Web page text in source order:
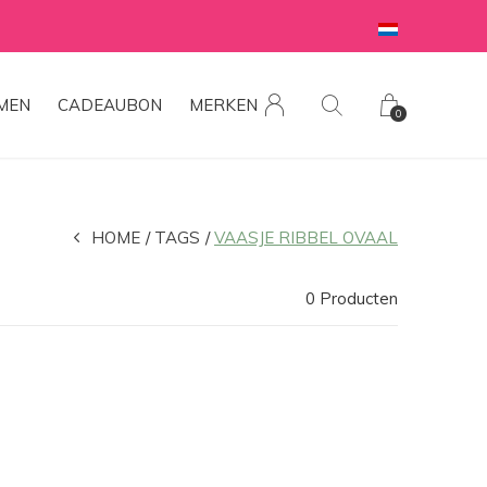
CADEAUBON MERKEN 0
HOME TAGS VAASJE RIBBEL OVAAL
0 Producten